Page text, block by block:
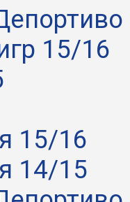
15/16
15/16
14/15